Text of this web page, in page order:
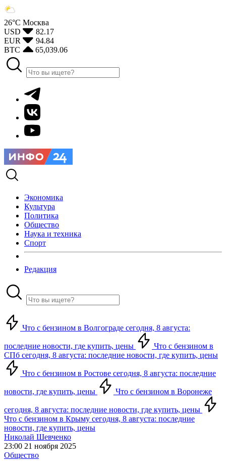
26°С Москва
USD
82.17
EUR
94.84
BTC
65,039.06
Экономика
Культура
Политика
Общество
Наука и техника
Спорт
Редакция
Что с бензином в Волгограде сегодня, 8 августа:
последние новости, где купить, цены
Что с бензином в
СПб сегодня, 8 августа: последние новости, где купить, цены
Что с бензином в Ростове сегодня, 8 августа: последние
новости, где купить, цены Что с бензином в Воронеже
сегодня, 8 августа: последние новости, где купить, цены
Что с бензином в Крыму сегодня, 8 августа: последние
новости, где купить, цены
Николай Шевченко
23:00 21 ноября 2025
Общество